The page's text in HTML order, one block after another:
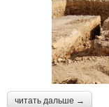
читать дальше →